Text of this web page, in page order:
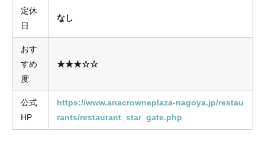
定休
日
なし
おす
すめ
度
★★★☆☆
公式
HP
https://www.anacrowneplaza-nagoya.jp/restau
rants/restaurant_star_gate.php